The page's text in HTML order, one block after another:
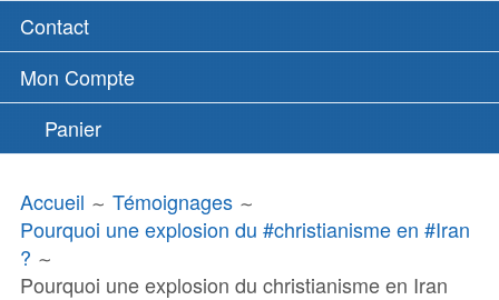
Contact
Mon Compte
Panier
D'ARIANE
Accueil
Témoignages
Pourquoi une explosion du #christianisme en #Iran
?
Pourquoi une explosion du christianisme en Iran